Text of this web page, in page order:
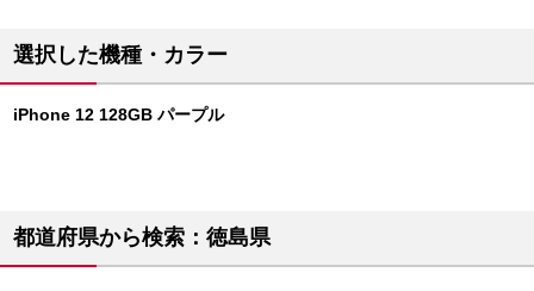
選択した機種・カラー
iPhone 12 128GB パープル
都道府県から検索：徳島県